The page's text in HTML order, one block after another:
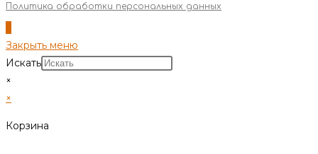
Политика обработки персональных данных
Закрыть меню
Искать
×
×
Корзина